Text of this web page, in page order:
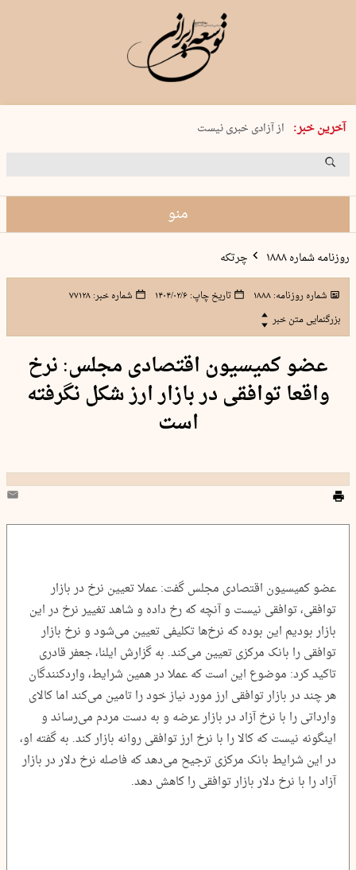
آخرین خبر:
یکشنبه 18 مرداد 1405 شماره 2245
از آزادی خبری نیست
۸۸۸ نفر سال گذشته بر اثر غرق‌شدگی جان …
منو
روزنامه شماره ۱۸۸۸ چرتکه
شماره روزنامه:۱۸۸۸ تاریخ چاپ:۱۴۰۴/۰۲/۶ شماره خبر:۷۷۱۲۸
بزرگنمایی متن خبر
عضو کمیسیون اقتصادی مجلس: نرخ
واقعا توافقی در بازار ارز شکل نگرفته
است
عضو کمیسیون اقتصادی مجلس گفت: عملا تعیین نرخ در بازار
توافقی، توافقی نیست و آنچه که رخ داده و شاهد تغییر نرخ در این
بازار بودیم این بوده که نرخ‌ها تکلیفی تعیین می‌شود و نرخ بازار
توافقی را بانک مرکزی تعیین می‌کند. به گزارش ایلنا، جعفر قادری
تاکید کرد: موضوع این است که عملا در همین شرایط، واردکنندگان
هر چند در بازار توافقی ارز مورد نیاز خود را تامین می‌کند اما کالای
وارداتی را با نرخ آزاد در بازار عرضه و به دست مردم می‌رساند و
اینگونه نیست که کالا را با نرخ ارز توافقی روانه بازار کند. به گفته او،
در این شرایط بانک مرکزی ترجیح می‌دهد که فاصله نرخ دلار در بازار
آزاد را با نرخ دلار بازار توافقی را کاهش دهد.